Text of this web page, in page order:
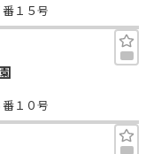
１５号
１０号